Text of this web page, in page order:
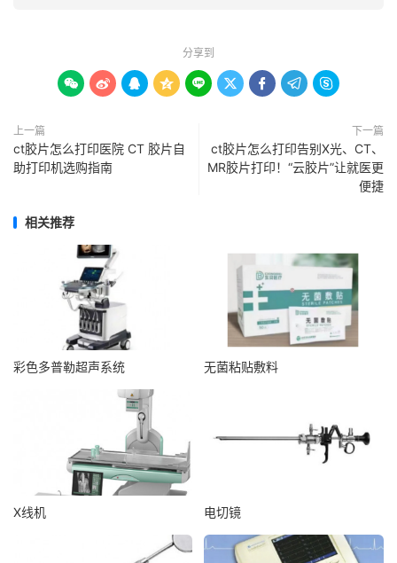
分享到
        
上一篇
ct胶片怎么打印医院 CT 胶片自
助打印机选购指南
下一篇
ct胶片怎么打印告别X光、CT、
MR胶片打印！“云胶片”让就医更
便捷
相关推荐
彩色多普勒超声系统 无菌粘贴敷料
X线机 电切镜